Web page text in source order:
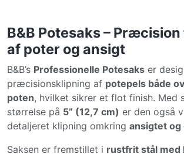
B&B Potesaks –
af poter og ansigt
B&B’s Professionelle Potesaks er
præcisionsklipning af potepels både
poten, hvilket sikrer et flot finish. Med
størrelse på 5” (12,7 cm) er den også
detaljeret klipning omkring ansigtet og
Saksen er fremstillet i rustfrit stål med